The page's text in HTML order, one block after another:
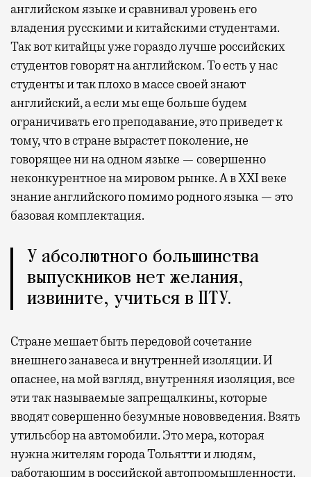
английском языке и сравнивал уровень его
владения русскими и китайскими студентами.
Так вот китайцы уже гораздо лучше российских
студентов говорят на английском. То есть у нас
студенты и так плохо в массе своей знают
английский, а если мы еще больше будем
ограничивать его преподавание, это приведет к
тому, что в стране вырастет поколение, не
говорящее ни на одном языке — совершенно
неконкурентное на мировом рынке. А в XXI веке
знание английского помимо родного языка — это
базовая комплектация.
У абсолютного большинства
выпускников нет желания,
извините, учиться в ПТУ.
Стране мешает быть передовой сочетание
внешнего занавеса и внутренней изоляции. И
опаснее, на мой взгляд, внутренняя изоляция, все
эти так называемые запрещалкины, которые
вводят совершенно безумные нововведения. Взять
утильсбор на автомобили. Это мера, которая
нужна жителям города Тольятти и людям,
работающим в российской автопромышленности.